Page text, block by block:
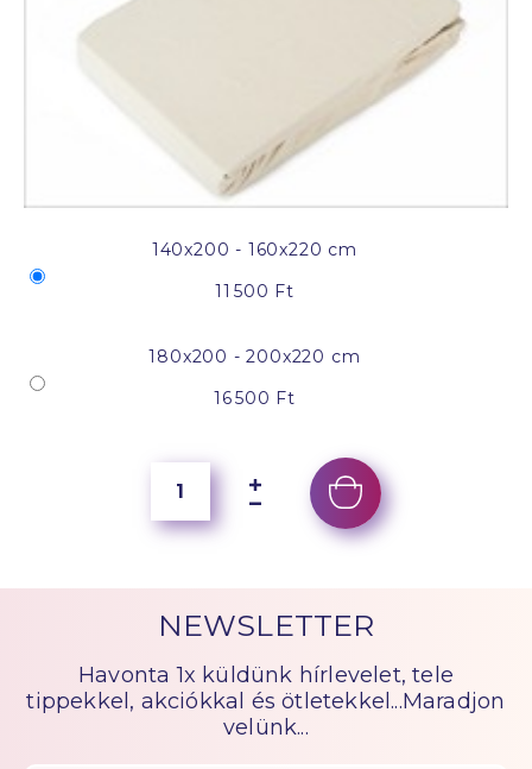
140x200 - 160x220 cm
11 500 Ft
180x200 - 200x220 cm
16 500 Ft
NEWSLETTER
Havonta 1x küldünk hírlevelet, tele
tippekkel, akciókkal és ötletekkel...Maradjon
velünk...